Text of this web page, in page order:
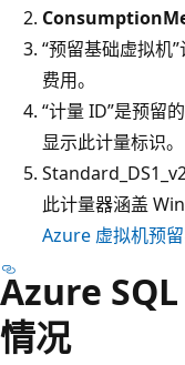
“预留基础虚拟机
费用。
“计量 ID”是预留
显示此计量标识。
此计量器涵盖
Azure 虚拟机预
Azure
情况